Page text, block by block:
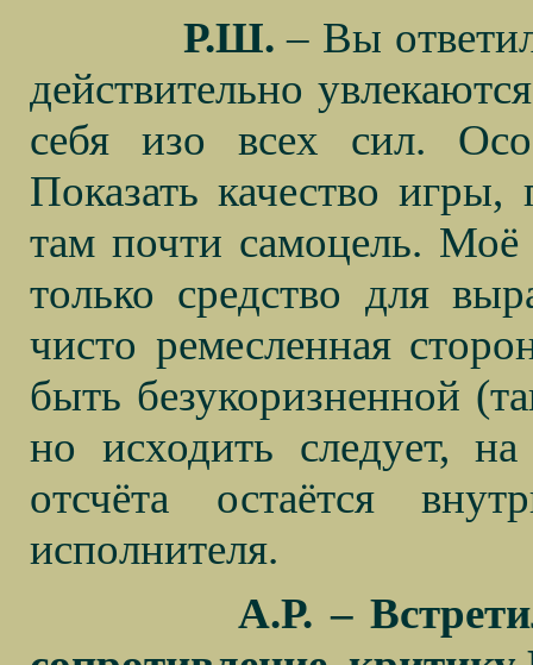
Р.Ш. – Вы
действительно
себя изо всех сил.
Показать качество игры,
там почти самоцель.
только средство для
чисто ремесленная
быть безукоризненной
но исходить следует,
отсчёта остаётся
исполнителя.
А.Р. –